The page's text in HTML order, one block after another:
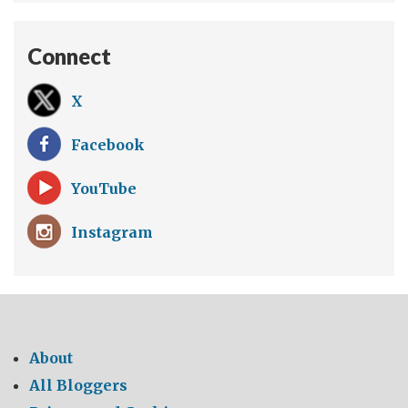
Connect
X
Facebook
YouTube
Instagram
About
All Bloggers